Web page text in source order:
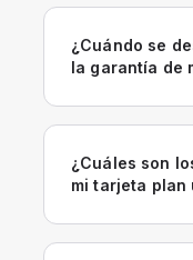
¿Cuándo se
la garantía de
¿Cuáles son
mi tarjeta plan